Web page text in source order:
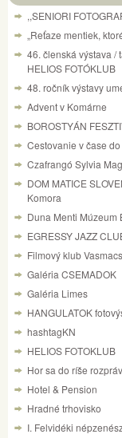
,,SENIORI
„Reťaze mentiek,
46. členská výstava /
HELIOS FOTÓKLUB
48. ročník výstavy
Advent v Komárne
BOROSTYÁN
Cestovanie v čase
Czafrangó Sylvia
DOM MATICE
Komora
Duna Menti Múzeum
EGRESSY JAZZ
Filmový klub
Galéria CSEMADOK
Galéria Limes
HANGULATOK
hashtagKN
HELIOS FOTOKLUB
Hor sa do ríše
Hotel & Pension
Hradné trhovisko
I. Felvidéki